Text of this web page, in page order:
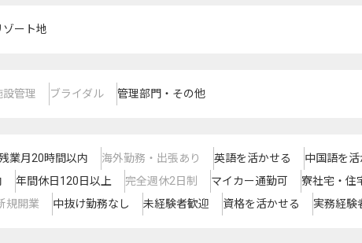
ゾート地
設管理 ブライダル 管理部門・その他
業月20時間以内 海外勤務・出張あり 英語を活かせる
中国語を
年間休日120日以上 完全週休2日制 マイカー通勤可
寮社宅・住
規開業 中抜け勤務なし 未経験者歓迎 資格を活かせる 実務経験